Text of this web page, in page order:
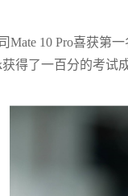
Mate 10 Pro喜获第
得了一百分的考试